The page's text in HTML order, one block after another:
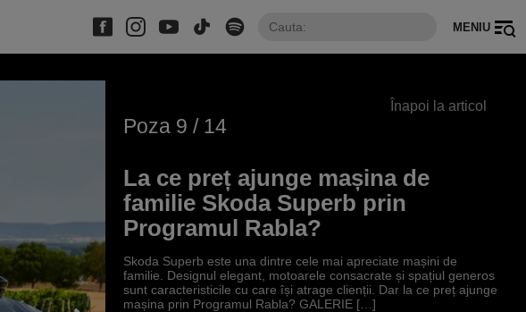
MENIU
Înapoi la articol
Poza 9 / 14
La ce preț ajunge mașina de
familie Skoda Superb prin
Programul Rabla?
Skoda Superb este una dintre cele mai apreciate mașini de
familie. Designul elegant, motoarele consacrate și spațiul generos
sunt caracteristicile cu care își atrage clienții. Dar la ce preț ajunge
mașina prin Programul Rabla? GALERIE […]